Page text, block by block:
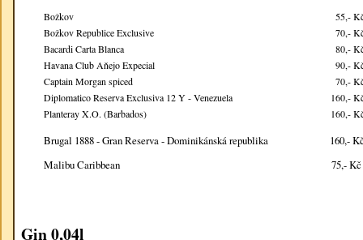
Božkov
55,-
Božkov Republice Exclusive
70,-
Bacardi Carta Blanca
80,-
Havana Club Aňejo Expecial
90,-
Captain Morgan spiced
70,-
Diplomatico Reserva Exclusiva 12 Y - Venezuela
160,-
Planteray X.O. (Barbados)
160,-
Brugal 1888 - Gran Reserva - Dominikánská republika
Malibu Caribbean
160,-
75,-
Gin 0,04l